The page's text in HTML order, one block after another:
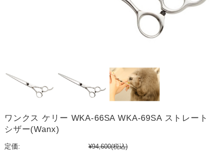
ワンクス ケリー WKA-66SA WKA-69SA ストレート
シザー(Wanx)
定価: ¥94,600(税込)